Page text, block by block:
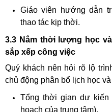
Giáo viên hướng dẫn
thao tác kịp thời.
3.3 Nắm thời lượng học
sắp xếp công việc
Quý khách nên hỏi rõ lộ
chủ động phân bổ lịch học
Tổng thời gian dự kiến
hoạch của trung tâm).